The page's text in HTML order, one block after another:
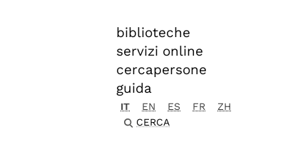
biblioteche
servizi online
cercapersone
guida
IT EN ES FR
ZH
CERCA